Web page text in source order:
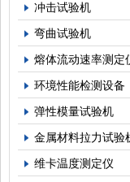
冲击试验机
弯曲试验机
熔体流动速率测定
环境性能检测设备
弹性模量试验机
金属材料拉力试验
维卡温度测定仪